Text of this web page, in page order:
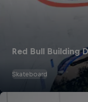
Red Bull Building
Skateboard